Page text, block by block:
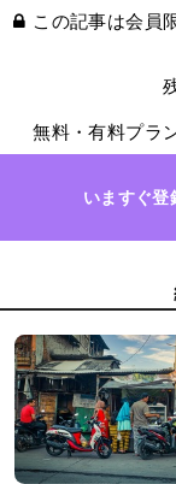
この記事は会員
無料・有料プラ
いますぐ登